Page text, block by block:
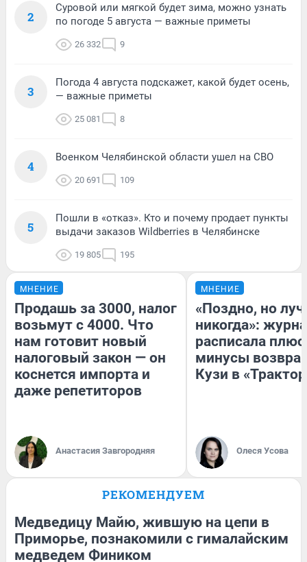
2
Суровой или мягкой будет зима, можно узнать
по погоде 5 августа — важные приметы
26 332 9
3
Погода 4 августа подскажет, какой будет осень,
— важные приметы
25 081 8
4
Военком Челябинской области ушел на СВО
20 691 109
5
Пошли в «отказ». Кто и почему продает пункты
выдачи заказов Wildberries в Челябинске
19 805 195
МНЕНИЕ
Продашь за 3000, налог
возьмут с 4000. Что
нам готовит новый
налоговый закон — он
коснется импорта и
даже репетиторов
Анастасия Завгородняя
МНЕНИЕ
«Поздно, но
никогда»:
расписала
минусы
Кузи в
Олеся Усова
РЕКОМЕНДУЕМ
Медведицу Майю, жившую на цепи в
Приморье, познакомили с гималайским
медведем Фиником